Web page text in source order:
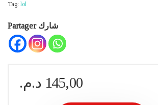
Tag: lol
Partager شارك
145,00 د.م.